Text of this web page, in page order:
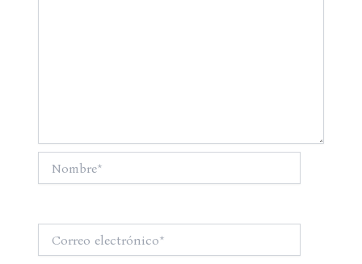
electrónico*